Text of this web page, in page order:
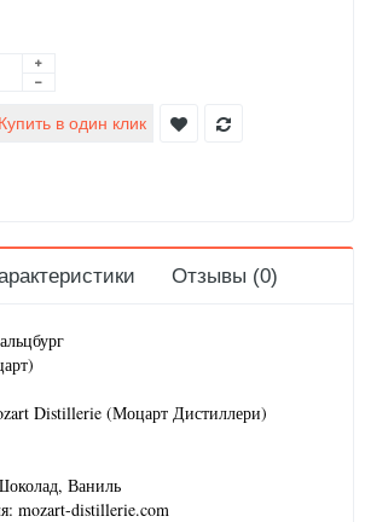
Отзывы (0)
Distillerie (Моцарт Дистиллери)
Ваниль
mozart-distillerie.com